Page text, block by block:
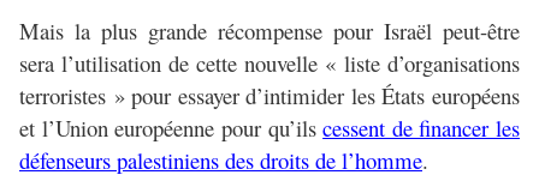
Mais la plus grande récompense pour Israël peut-être
sera l’utilisation de cette nouvelle « liste d’organisations
terroristes » pour essayer d’intimider les États européens
et l’Union européenne pour qu’ilscessent de financer les
défenseurs palestiniens des droits de l’homme.